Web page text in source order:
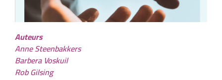
Auteurs
Anne Steenbakkers
Barbera Voskuil
Rob Gilsing